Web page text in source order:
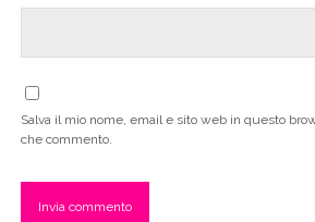
Salva il mio nome, email e sito web in questo
che commento.